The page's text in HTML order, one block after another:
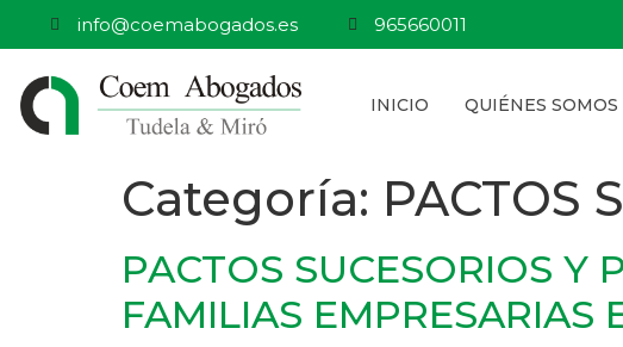
info@coemabogados.es 965660011
INICIO QUIÉNES SOMOS
Categoría: PACTOS
PACTOS SUCESORIOS Y
FAMILIAS